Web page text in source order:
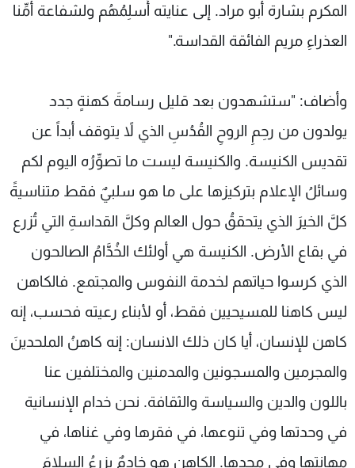
المكرم بشارة أبو مراد. إلى عنايته أُسلِمُهُم ولشفاعة أمِّنا
العذراءِ مريم الفائقة القداسة."
وأضاف: "ستشهدون بعد قليل رسامةَ كهنةٍ جدد
يولدون من رحِمِ الروحِ القُدُسِ الذي لاً يتوقف أبداً عن
تقديس الكنيسة. والكنيسة ليست ما تصوِّرُه اليوم لكم
وسائلُ الإعلام بتركيزها على ما هو سلبيٌ فقط متناسيةً
كلَّ الخيرَ الذي يتحققُ حول العالم وكلَّ القداسةِ التي تُزرع
في بقاع الأرض. الكنيسة هي أولئك الخُدَّامُ الصالحون
الذي كرسوا حياتهم لخدمة النفوس والمجتمع. فالكاهن
ليس كاهنا للمسيحيين فقط، أو لأبناء رعيته فحسب، إنه
كاهن للإنسان، أيا كان ذلك الانسان: إنه كاهنُ الملحدينَ
والمجرمين والمسجونين والمدمنين والمختلفين عنا
باللون والدين والسياسة والثقافة. نحن خدام الإنسانية
في وحدتها وفي تنوعها، في فقرها وفي غناها، في
مهانتها وفي مجدها. الكاهن هو خادمٌ يزرعُ السلامَ